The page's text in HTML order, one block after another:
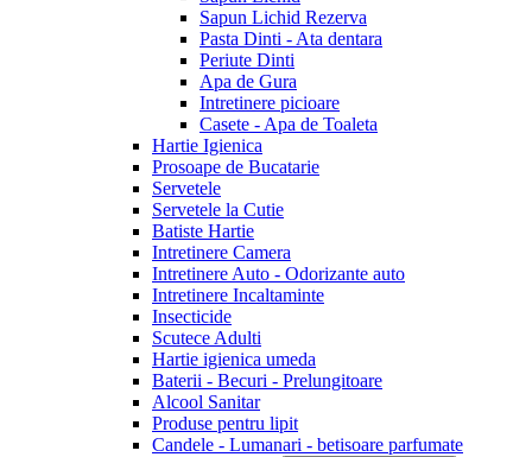
Sapun Lichid Rezerva
Pasta Dinti - Ata dentara
Periute Dinti
Apa de Gura
Intretinere picioare
Casete - Apa de Toaleta
Hartie Igienica
Prosoape de Bucatarie
Servetele
Servetele la Cutie
Batiste Hartie
Intretinere Camera
Intretinere Auto - Odorizante auto
Intretinere Incaltaminte
Insecticide
Scutece Adulti
Hartie igienica umeda
Baterii - Becuri - Prelungitoare
Alcool Sanitar
Produse pentru lipit
Candele - Lumanari - betisoare parfumate